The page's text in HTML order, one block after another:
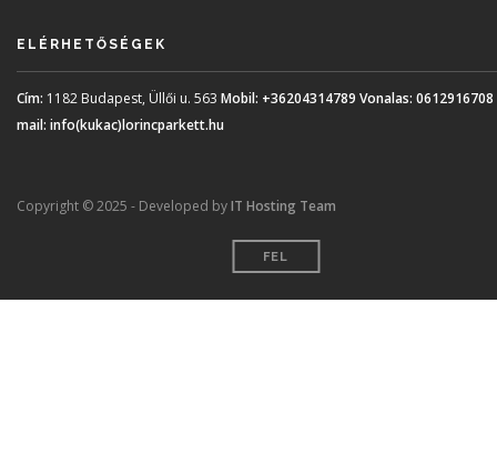
ELÉRHETŐSÉGEK
Cím: 1182 Budapest, Üllői u. 563 Mobil: +36204314789 Vonalas: 0612916708
mail: info(kukac)lorincparkett.hu
Copyright © 2025 - Developed byIT Hosting Team
FEL